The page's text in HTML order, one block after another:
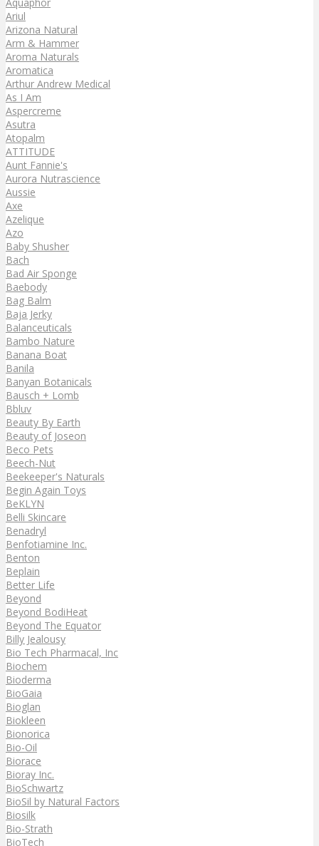
Ariul
Arizona Natural
Arm & Hammer
Aroma Naturals
Aromatica
Arthur Andrew Medical
As I Am
Aspercreme
Asutra
Atopalm
ATTITUDE
Aunt Fannie's
Aurora Nutrascience
Aussie
Axe
Azelique
Azo
Baby Shusher
Bach
Bad Air Sponge
Baebody
Bag Balm
Baja Jerky
Balanceuticals
Bambo Nature
Banana Boat
Banila
Banyan Botanicals
Bausch + Lomb
Bbluv
Beauty By Earth
Beauty of Joseon
Beco Pets
Beech-Nut
Beekeeper's Naturals
Begin Again Toys
BeKLYN
Belli Skincare
Benadryl
Benfotiamine Inc.
Benton
Beplain
Better Life
Beyond
Beyond BodiHeat
Beyond The Equator
Billy Jealousy
Bio Tech Pharmacal, Inc
Biochem
Bioderma
BioGaia
Bioglan
Biokleen
Bionorica
Bio-Oil
Biorace
Bioray Inc.
BioSchwartz
BioSil by Natural Factors
Biosilk
Bio-Strath
BioTech